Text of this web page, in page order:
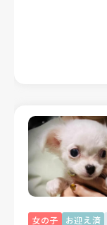
女の子
お迎え済